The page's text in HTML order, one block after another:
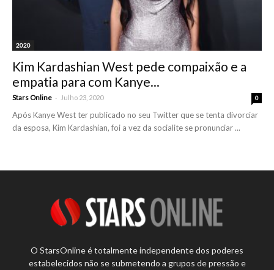
2020
Kim Kardashian West pede compaixão e a
empatia para com Kanye...
Stars Online - Julho 23, 2020 0
Após Kanye West ter publicado no seu Twitter que se tenta divorciar
da esposa, Kim Kardashian, foi a vez da socialite se pronunciar ...
O StarsOnline é totalmente independente dos poderes
estabelecidos não se submetendo a grupos de pressão e